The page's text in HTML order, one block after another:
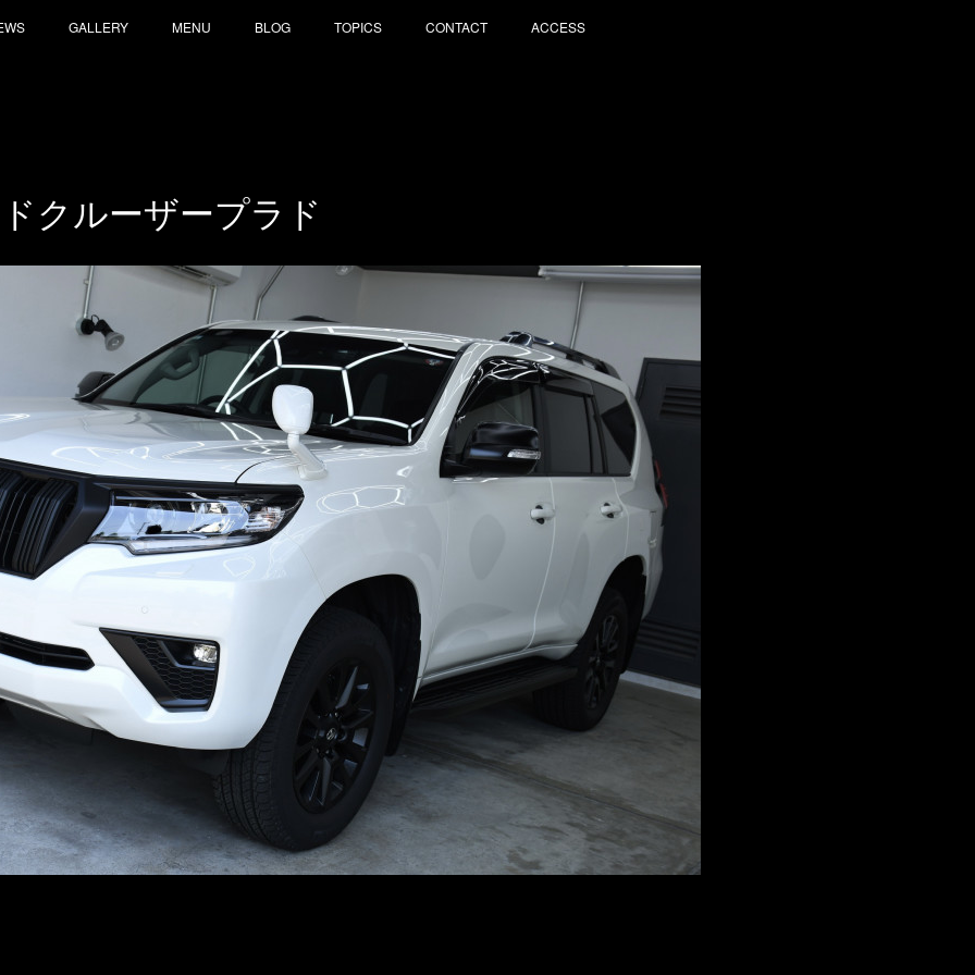
GALLERY MENU BLOG TOPICS CONTACT ACCESS
クルーザープラド